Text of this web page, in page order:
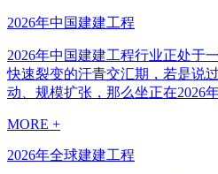
2026年中国建建工程
2026年中国建建工程行业正处于
快速裂变的汗青交汇期，若是说
动、规模扩张，那么坐正在2026
MORE +
2026年全球建建工程